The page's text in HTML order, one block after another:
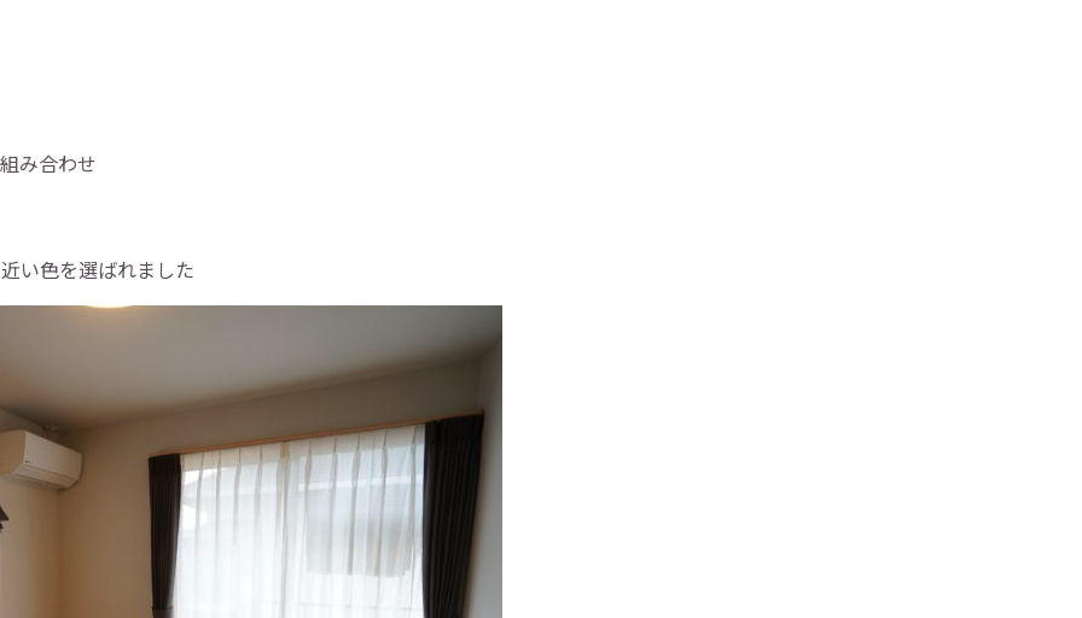
み合わせ
い色を選ばれました